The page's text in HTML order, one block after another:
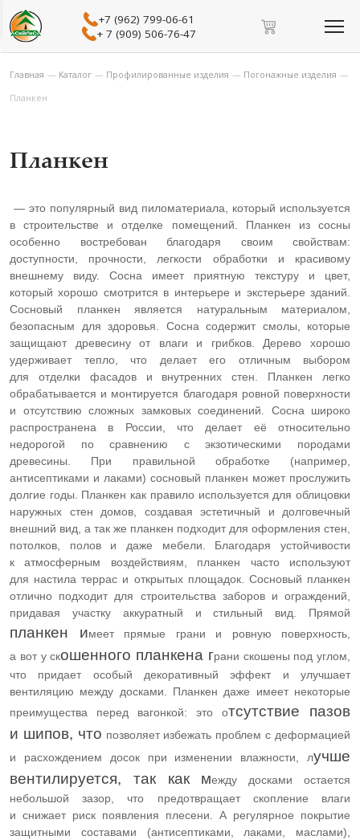
+7 (962) 799-06-61
+ 7 (909) 506-76-47
Главная — Каталог — Профилированные изделия — Погонажные изделия —
Планкен
Планкен
— это популярный вид пиломатериала, который используется
в строительстве и отделке помещений. Планкен из сосны
особенно востребован благодаря своим свойствам:
доступности, прочности, легкости обработки и красивому
внешнему виду. Сосна имеет приятную текстуру и цвет,
который хорошо смотрится в интерьере и экстерьере зданий.
Сосновый планкен является натуральным материалом,
безопасным для здоровья. Сосна содержит смолы, которые
защищают древесину от влаги и грибков.Дерево хорошо
удерживает тепло, что делает его отличным выбором
для отделки фасадов и внутренних стен.
Планкен легко
обрабатывается и монтируется благодаря ровной поверхности
и отсутствию сложных замковых соединений. Сосна широко
распространена в России, что делает её относительно
недорогой по сравнению с экзотическими породами
древесины.
При правильной обработке (например,
антисептиками и лаками) сосновый планкен может прослужить
долгие годы. Планкен как правило используется для облицовки
наружных стен домов, создавая эстетичный и долговечный
внешний вид, а так же планкен подходит для оформления стен,
потолков, полов и даже мебели.
Благодаря устойчивости
к атмосферным воздействиям, планкен часто используют
для настила террас и открытых площадок. Сосновый планкен
отлично подходит для строительства заборов и ограждений,
придавая участку аккуратный и стильный вид. Прямой
планкен имеет прямые грани и ровную поверхность,
а вот у скошенного планкена грани скошены под углом,
что придает особый декоративный эффект и улучшает
вентиляцию между досками. Планкен даже имеет некоторые
преимущества перед вагонкой: это отсутствие пазов
и шипов, что позволяет избежать проблем с деформацией
и расхождением досок при изменении влажности, лучше
вентилируется, так как между досками остается
небольшой зазор, что предотвращает скопление влаги
и снижает риск появления плесени. А регулярное покрытие
защитными составами (антисептиками, лаками, маслами),